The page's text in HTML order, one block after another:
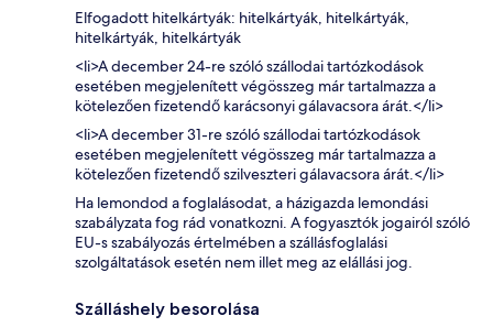
Elfogadott hitelkártyák: hitelkártyák, hitelkártyák,
hitelkártyák, hitelkártyák
<li>A december 24-re szóló szállodai tartózkodások
esetében megjelenített végösszeg már tartalmazza a
kötelezően fizetendő karácsonyi gálavacsora árát.</li>
<li>A december 31-re szóló szállodai tartózkodások
esetében megjelenített végösszeg már tartalmazza a
kötelezően fizetendő szilveszteri gálavacsora árát.</li>
Ha lemondod a foglalásodat, a házigazda lemondási
szabályzata fog rád vonatkozni. A fogyasztók jogairól szóló
EU-s szabályozás értelmében a szállásfoglalási
szolgáltatások esetén nem illet meg az elállási jog.
Szálláshely besorolása